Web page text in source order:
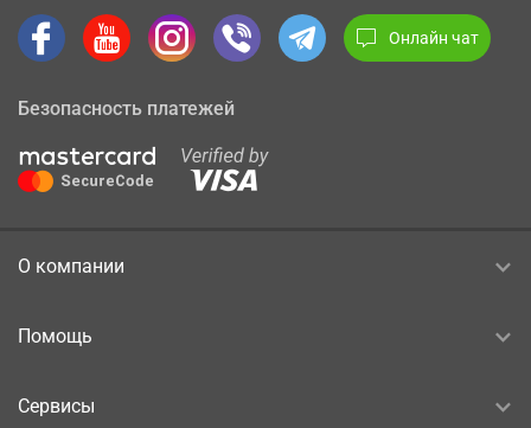
Онлайн чат
Безопасность платежей
О компании
Помощь
Сервисы